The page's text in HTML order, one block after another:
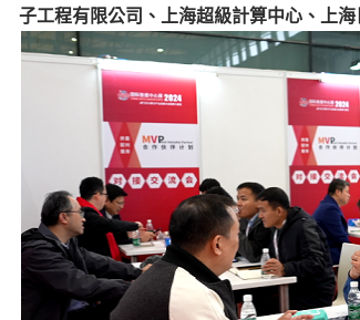
子工程有限公司、上海超級計算中心、上